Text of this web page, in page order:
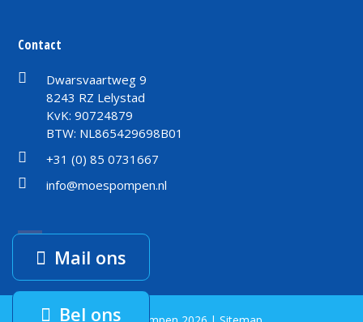
Mail ons
Bel ons
Contact
Dwarsvaartweg 9
8243 RZ Lelystad
KvK: 90724879
BTW: NL865429698B01
+31 (0) 85 0731667
info@moespompen.nl